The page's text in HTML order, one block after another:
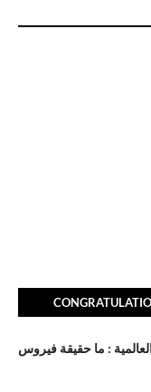
: ما حقيقة فيروس